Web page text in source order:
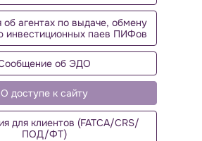
агентах по выдаче, обмену
инвестиционных паев ПИФов
об ЭДО
О доступе к сайту
для клиентов (FATCA/CRS/
ПОД/ФТ)